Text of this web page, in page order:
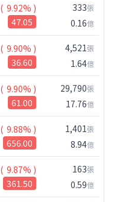
( 9.92% )
47.05
333張
0.16億
( 9.90% )
36.60
4,521張
1.64億
( 9.90% )
61.00
29,790張
17.76億
( 9.88% )
656.00
1,401張
8.94億
( 9.87% )
361.50
163張
0.59億